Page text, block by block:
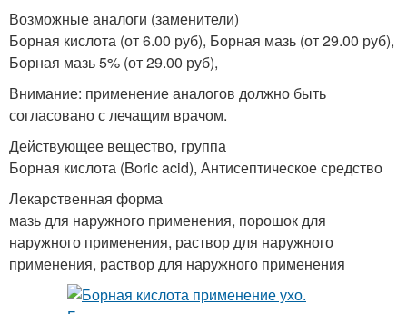
Возможные аналоги (заменители)
Борная кислота (от 6.00 руб), Борная мазь (от 29.00 руб),
Борная мазь 5% (от 29.00 руб),
Внимание: применение аналогов должно быть
согласовано с лечащим врачом.
Действующее вещество, группа
Борная кислота (Boric acid), Антисептическое средство
Лекарственная форма
мазь для наружного применения, порошок для
наружного применения, раствор для наружного
применения, раствор для наружного применения